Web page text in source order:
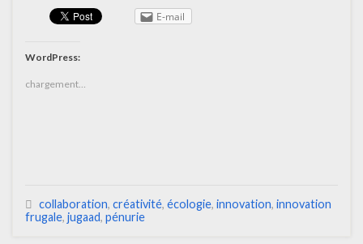
E-mail
WordPress:
chargement…
collaboration, créativité, écologie, innovation, innovation
frugale, jugaad, pénurie